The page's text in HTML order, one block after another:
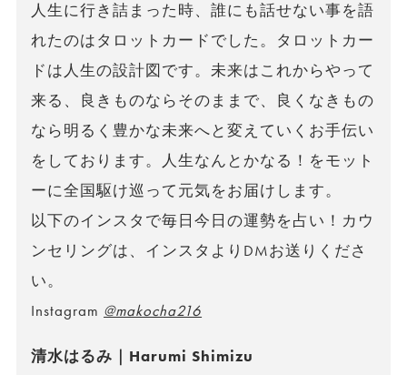
人生に行き詰まった時、誰にも話せない事を語
れたのはタロットカードでした。タロットカー
ドは人生の設計図です。未来はこれからやって
来る、良きものならそのままで、良くなきもの
なら明るく豊かな未来へと変えていくお手伝い
をしております。人生なんとかなる！をモット
ーに全国駆け巡って元気をお届けします。
以下のインスタで毎日今日の運勢を占い！カウ
ンセリングは、インスタよりDMお送りくださ
い。
Instagram @makocha216
清水はるみ｜Harumi Shimizu